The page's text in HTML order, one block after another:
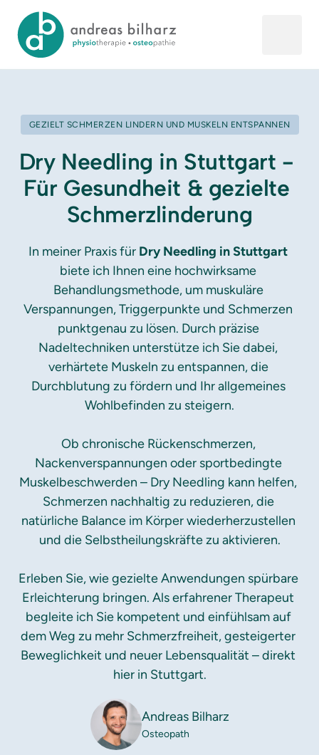
GEZIELT SCHMERZEN LINDERN UND MUSKELN ENTSPANNEN
Dry Needling in Stuttgart -
Für Gesundheit & gezielte
Schmerzlinderung
In meiner Praxis für Dry Needling in Stuttgart
biete ich Ihnen eine hochwirksame
Behandlungsmethode, um muskuläre
Verspannungen, Triggerpunkte und Schmerzen
punktgenau zu lösen. Durch präzise
Nadeltechniken unterstütze ich Sie dabei,
verhärtete Muskeln zu entspannen, die
Durchblutung zu fördern und Ihr allgemeines
Wohlbefinden zu steigern.
Ob chronische Rückenschmerzen,
Nackenverspannungen oder sportbedingte
Muskelbeschwerden – Dry Needling kann helfen,
Schmerzen nachhaltig zu reduzieren, die
natürliche Balance im Körper wiederherzustellen
und die Selbstheilungskräfte zu aktivieren.
Erleben Sie, wie gezielte Anwendungen spürbare
Erleichterung bringen. Als erfahrener Therapeut
begleite ich Sie kompetent und einfühlsam auf
dem Weg zu mehr Schmerzfreiheit, gesteigerter
Beweglichkeit und neuer Lebensqualität – direkt
hier in Stuttgart.
Andreas Bilharz
Osteopath